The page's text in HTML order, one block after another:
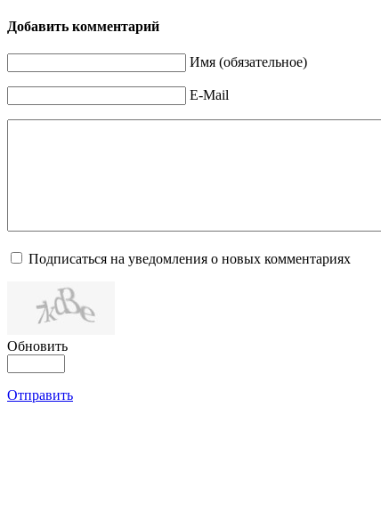
Добавить комментарий
Имя (обязательное)
E-Mail
Подписаться на уведомления о новых комментариях
Обновить
Отправить